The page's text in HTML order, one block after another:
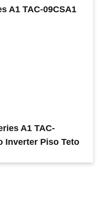
A1 TAC-09CSA1
A1 TAC-
Inverter Piso Teto